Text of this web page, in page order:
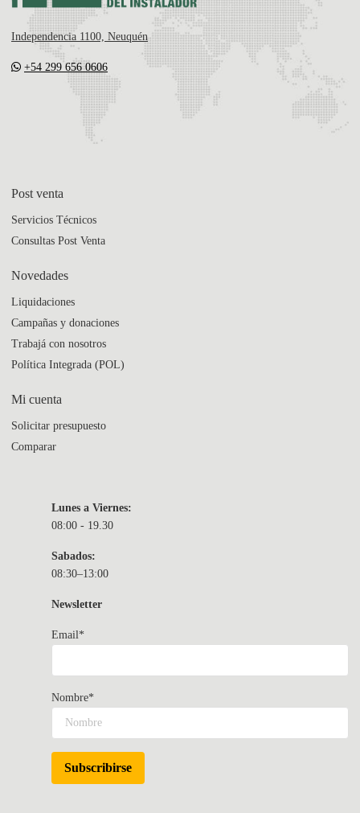
Independencia 1100, Neuquén
+54 299 656 0606
Post venta
Servicios Técnicos
Consultas Post Venta
Novedades
Liquidaciones
Campañas y donaciones
Trabajá con nosotros
Política Integrada (POL)
Mi cuenta
Solicitar presupuesto
Comparar
Lunes a Viernes:
08:00 - 19.30
Sabados:
08:30–13:00
Newsletter
Email*
Nombre*